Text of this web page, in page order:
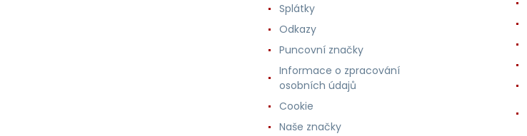
Splátky
Odkazy
Puncovní značky
Informace o zpracování
osobních údajů
Cookie
Naše značky